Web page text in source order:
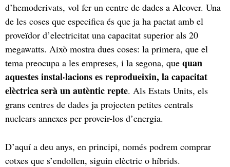
d’hemoderivats, vol fer un centre de dades a Alcover. Una
de les coses que especifica és que ja ha pactat amb el
proveïdor d’electricitat una capacitat superior als 20
megawatts. Això mostra dues coses: la primera, que el
tema preocupa a les empreses, i la segona, que quan
aquestes instal·lacions es reprodueixin, la capacitat
elèctrica serà un autèntic repte. Als Estats Units, els
grans centres de dades ja projecten petites centrals
nuclears annexes per proveir-los d’energia.
D’aquí a deu anys, en principi, només podrem comprar
cotxes que s’endollen, siguin elèctric o híbrids.